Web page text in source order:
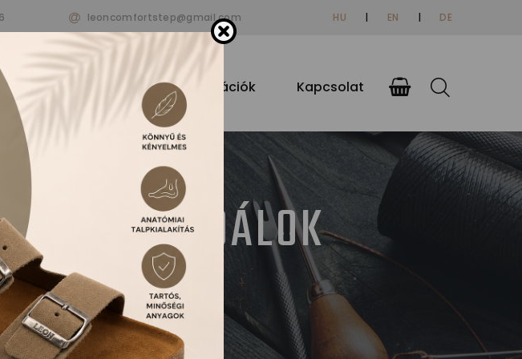
leoncomfortstep@gmail.com HU | EN | DE
Aktualitások Vásárlási információk Kapcsolat
ÉS SZANDÁLOK